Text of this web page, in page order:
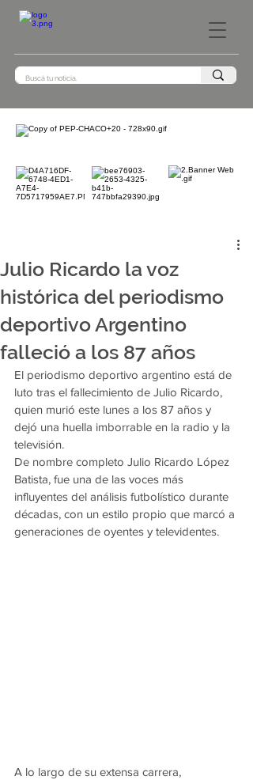
Julio Ricardo la voz
histórica del periodismo
deportivo Argentino
falleció a los 87 años
El periodismo deportivo argentino está de
luto tras el fallecimiento de Julio Ricardo,
quien murió este lunes a los 87 años y
dejó una huella imborrable en la radio y la
televisión.
De nombre completo Julio Ricardo López
Batista, fue una de las voces más
influyentes del análisis futbolístico durante
décadas, con un estilo propio que marcó a
generaciones de oyentes y televidentes.
A lo largo de su extensa carrera,